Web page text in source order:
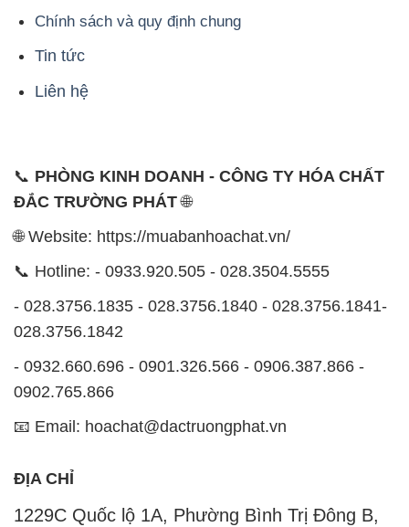
Chính sách và quy định chung
Tin tức
Liên hệ
📞 PHÒNG KINH DOANH - CÔNG TY HÓA CHẤT
ĐẮC TRƯỜNG PHÁT🌐
🌐 Website: https://muabanhoachat.vn/
📞 Hotline: - 0933.920.505 - 028.3504.5555
- 028.3756.1835 - 028.3756.1840 - 028.3756.1841-
028.3756.1842
- 0932.660.696 - 0901.326.566 - 0906.387.866 -
0902.765.866
📧 Email: hoachat@dactruongphat.vn
ĐỊA CHỈ
1229C Quốc lộ 1A, Phường Bình Trị Đông B,